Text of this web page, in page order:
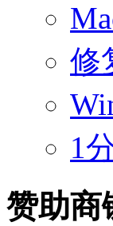
修
1
赞助商